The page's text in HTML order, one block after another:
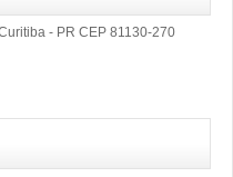
- PR CEP 81130-270